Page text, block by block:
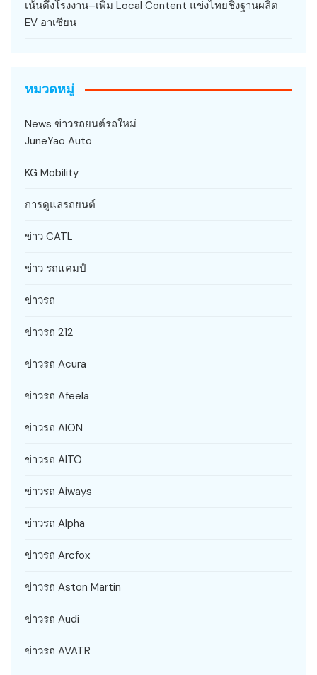
เน้นดึงโรงงาน–เพิ่ม Local Content แข่งไทยชิงฐานผลิต
EV อาเซียน
หมวดหมู่
News ข่าวรถยนต์รถใหม่
JuneYao Auto
KG Mobility
การดูแลรถยนต์
ข่าว CATL
ข่าว รถแคมป์
ข่าวรถ
ข่าวรถ 212
ข่าวรถ Acura
ข่าวรถ Afeela
ข่าวรถ AION
ข่าวรถ AITO
ข่าวรถ Aiways
ข่าวรถ Alpha
ข่าวรถ Arcfox
ข่าวรถ Aston Martin
ข่าวรถ Audi
ข่าวรถ AVATR